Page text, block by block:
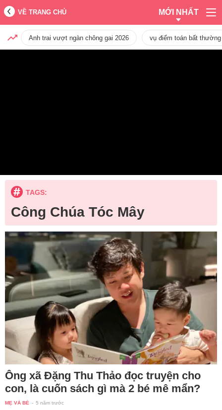
VỀ TRANG CHỦ MỚI NHẤT
Anh trai vượt ngàn chông gai 2026 vụ điểm toán bất
TAGS:
Công Chúa Tóc Mây
Ông xã Đặng Thu Thảo đọc truyện cho
con, là cuốn sách gì mà 2 bé mê mẩn?
MẸ VÀ BÉ - 5 năm trước